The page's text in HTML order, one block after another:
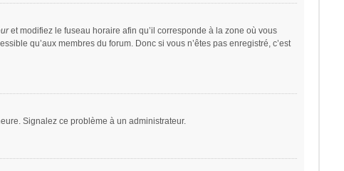
et modifiez le fuseau horaire afin qu’il corresponde à la zone où vous
qu’aux membres du forum. Donc si vous n’êtes pas enregistré, c’est
Signalez ce problème à un administrateur.